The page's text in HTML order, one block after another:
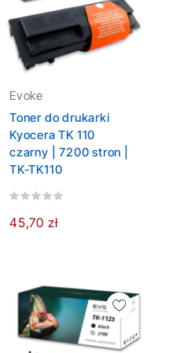
Evoke
Toner do drukarki
Kyocera TK 110
czarny | 7200 stron |
TK-TK110
45,70 zł